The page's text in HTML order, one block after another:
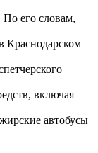
По его словам,
Краснодарском
включая
автобусы